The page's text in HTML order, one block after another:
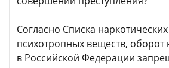
Согласно Списка
психотропных веществ, оборот
в Российской Федерации